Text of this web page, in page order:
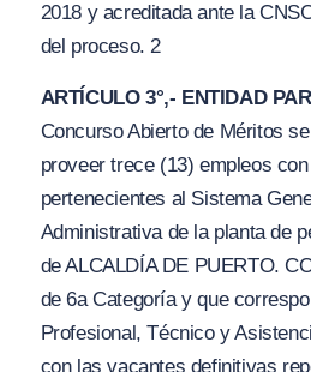
2018 y acreditada ante la
del proceso. 2
ARTÍCULO 3°,- ENTIDAD
Concurso Abierto de Méritos
proveer trece (13) empleos
pertenecientes al Sistema
Administrativa de la planta de
de ALCALDÍA DE PUERTO.
de 6a Categoría y que
Profesional, Técnico y
con las vacantes definitivas